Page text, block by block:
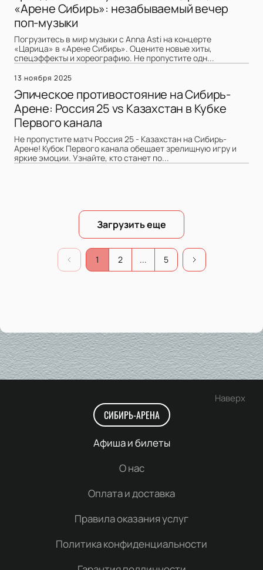
«Арене Сибирь»: незабываемый вечер
поп-музыки
Погрузитесь в мир музыки с Anna Asti на концерте
«Царица» в «Арене Сибирь». Оцените новые хиты,
спецэффекты и хореографию. Не пропустите одн...
13 ноября 2025
Эпическое противостояние на Сибирь-
Арене: Россия 25 vs Казахстан в Кубке
Первого канала
Не пропустите матч Россия 25 - Казахстан на Сибирь-
Арене! Кубок Первого канала обещает зрелищную игру и
яркие эмоции. Узнайте, кто станет по...
Загрузить еще
1 2 ... 5
Наверх
СИБИРЬ-АРЕНА
Афиша и билеты
О нас
Оплата и доставка
Правила оказания услуг
Политика конфиденциальности